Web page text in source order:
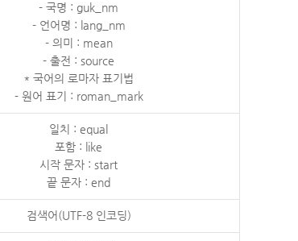
- 국명 : guk_nm
- 언어명 : lang_nm
- 의미 : mean
- 출전 : source
* 국어의 로마자 표기법
- 원어 표기 : roman_mark
일치 : equal
포함 : like
시작 문자 : start
끝 문자 : end
검색어(UTF-8 인코딩)